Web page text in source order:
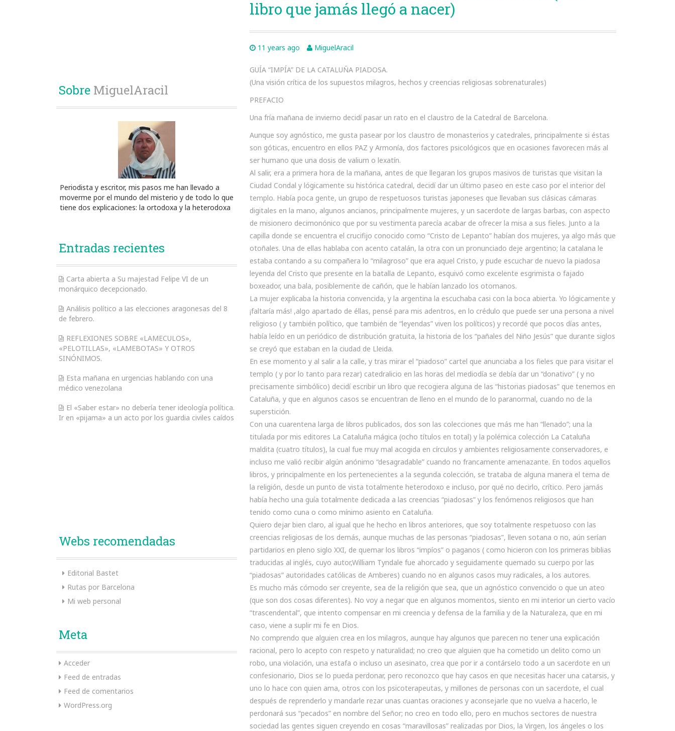
libro que jamás llegó a nacer)
11 years ago MiguelAracil
GUÍA “IMPÍA” DE LA CATALUÑA PIADOSA.
(Una visión crítica de los supuestos milagros, hechos y creencias religiosas sobrenaturales)
PREFACIO
Una fría mañana de invierno decidí pasar un rato en el claustro de la Catedral de Barcelona.
Aunque soy agnóstico, me gusta pasear por los claustro de monasterios y catedrales, principalmente si éstas
son góticas, encuentro en ellos PAZ y Armonía, dos factores psicológicos que en ocasiones favorecen más al
ser humano que una dosis de valium o lexatín.
Al salir, era a primera hora de la mañana, antes de que llegaran los grupos masivos de turistas que visitan la
Ciudad Condal y lógicamente su histórica catedral, decidí dar un último paseo en este caso por el interior del
templo. Había poca gente, un grupo de respetuosos turistas japoneses que llevaban sus clásicas cámaras
digitales en la mano, algunos ancianos, principalmente mujeres, y un sacerdote de largas barbas, con aspecto
de misionero decimonónico que por su vestimenta parecía acabar de ofrecer la misa a sus fieles. Junto a la
capilla donde se encuentra el crucifijo conocido como “Cristo de Lepanto” habían dos mujeres, ya algo más que
otoñales. Una de ellas hablaba con acento catalán, la otra con un pronunciado deje argentino; la catalana le
estaba contando a su compañera lo “milagroso” que era aquel Cristo, y pude escuchar de nuevo la piadosa
leyenda del Cristo que presente en la batalla de Lepanto, esquivó como excelente esgrimista o fajado
boxeador, una bala, posiblemente de cañón, que le habían lanzado los otomanos.
La mujer explicaba la historia convencida, y la argentina la escuchaba casi con la boca abierta. Yo lógicamente y
¡faltaría más! ,algo apartado de éllas, pensé para mis adentros, en lo crédulo que puede ser una persona a nivel
religioso ( y también político, que también de “leyendas” viven los políticos) y recordé que pocos días antes,
había leído en un periódico de distribución gratuita, la historia de los “pañales del Niño Jesús” que durante siglos
se creyó que estaban en la ciudad de Lleida.
En ese momento y al salir a la calle, y tras mirar el “piadoso” cartel que anunciaba a los fieles que para visitar el
templo ( y por lo tanto para rezar) catedralicio en las horas del mediodía se debía dar un “donativo” ( y no
precisamente simbólico) decidí escribir un libro que recogiera alguna de las “historias piadosas” que tenemos en
Cataluña, y que en algunos casos se encuentran de lleno en el mundo de lo paranormal, cuando no de la
superstición.
Con una cuarentena larga de libros publicados, dos son las colecciones que más me han “llenado”; una la
titulada por mis editores La Cataluña mágica (ocho títulos en total) y la polémica colección La Cataluña
maldita (cuatro títulos), la cual fue muy mal acogida en círculos y ambientes religiosamente conservadores, e
incluso me valió recibir algún anónimo “desagradable” cuando no francamente amenazante. En todos aquellos
libros, y principalmente en los pertenecientes a la segunda colección, se trataba de alguna manera el tema de
la religión, desde un punto de vista totalmente heterodoxo e incluso, por qué no decirlo, crítico. Pero jamás
había hecho una guía totalmente dedicada a las creencias “piadosas” y los fenómenos religiosos que han
tenido como cuna o como mínimo asiento en Cataluña.
Quiero dejar bien claro, al igual que he hecho en libros anteriores, que soy totalmente respetuoso con las
creencias religiosas de los demás, aunque muchas de las personas “piadosas”, lleven sotana o no, aún serían
partidarios en pleno siglo XXI, de quemar los libros “impíos” o paganos ( como hicieron con los primeras biblias
traducidas al inglés, cuyo autor,William Tyndale fue ahorcado y seguidamente quemado su cuerpo por las
“piadosas” autoridades católicas de Amberes) cuando no en algunos casos muy radicales, a los autores.
Es mucho más cómodo ser creyente, sea de la religión que sea, que un agnóstico convencido o que un ateo
(que son dos cosas diferentes). No voy a negar que en algunos momentos, siento en mi interior un cierto vacío
“trascendental”, que intento compensar en mi creencia y defensa de la familia y de la Naturaleza, que en mi
caso, viene a suplir mi fe en Dios.
No comprendo que alguien crea en los milagros, aunque hay algunos que parecen no tener una explicación
racional, pero lo acepto con respeto y naturalidad; no creo que alguien que ha cometido un delito como un
robo, una violación, una estafa o incluso un asesinato, crea que por ir a contárselo todo a un sacerdote en un
confesionario, Dios se lo pueda perdonar, pero reconozco que hay casos en que necesitas hacer una catarsis, y
uno lo hace con quien ama, otros con los psicoterapeutas, y millones de personas con un sacerdote, el cual
después de reprenderlo y mandarle rezar unas cuantas oraciones y aconsejarle que no vuelva a hacerlo, le
perdonará sus “pecados” en nombre del Señor; no creo en todo ello, pero en muchos sectores de nuestra
sociedad las gentes siguen creyendo en cosas “maravillosas” realizadas por Dios, la Virgen, los ángeles o los
Sobre MiguelAracil
Periodista y escritor, mis pasos me han llevado a
moverme por el mundo del misterio y de todo lo que
tiene dos explicaciones: la ortodoxa y la heterodoxa
Entradas recientes
Carta abierta a Su majestad Felipe VI de un
monárquico decepcionado.
Análisis político a las elecciones aragonesas del 8
de febrero.
REFLEXIONES SOBRE «LAMECULOS»,
«PELOTILLAS», «LAMEBOTAS» Y OTROS
SINÓNIMOS.
Esta mañana en urgencias hablando con una
médico venezolana
El «Saber estar» no debería tener ideología política.
Ir en «pijama» a un acto por los guardia civiles caídos
Webs recomendadas
Editorial Bastet
Rutas por Barcelona
Mi web personal
Meta
Acceder
Feed de entradas
Feed de comentarios
WordPress.org